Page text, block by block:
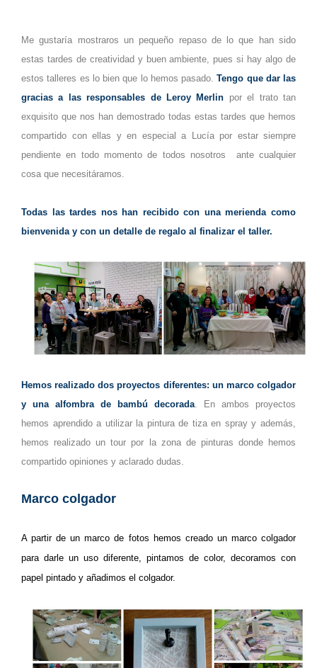
Me gustaría mostraros un pequeño repaso de lo que han sido
estas tardes de creatividad y buen ambiente, pues si hay algo de
estos talleres es lo bien que lo hemos pasado.Tengo que dar las
gracias a las responsables de Leroy Merlin por el trato tan
exquisito que nos han demostrado todas estas tardes que hemos
compartido con ellas y en especial a Lucía por estar siempre
pendiente en todo momento de todos nosotros ante cualquier
cosa que necesitáramos.
Todas las tardes nos han recibido con una merienda como
bienvenida y con un detalle de regalo al finalizar el taller.
Hemos realizado dos proyectos diferentes: un marco colgador
y una alfombra de bambú decorada. En ambos proyectos
hemos aprendido a utilizar la pintura de tiza en spray y además,
hemos realizado un tour por la zona de pinturas donde hemos
compartido opiniones y aclarado dudas.
Marco colgador
A partir de un marco de fotos hemos creado un marco colgador
para darle un uso diferente, pintamos de color, decoramos con
papel pintado y añadimos el colgador.